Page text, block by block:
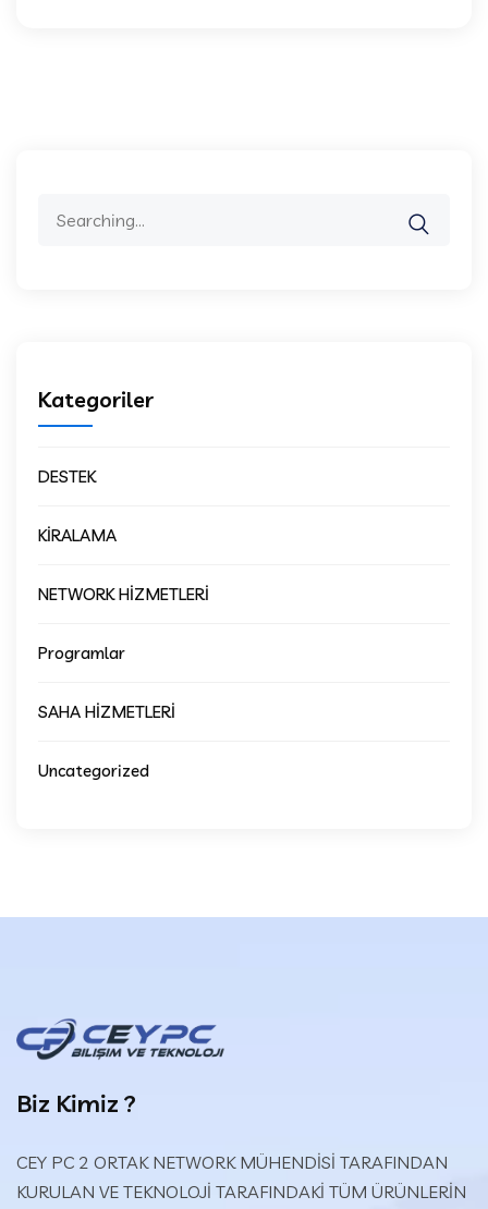
Kategoriler
DESTEK
KİRALAMA
NETWORK HİZMETLERİ
Programlar
SAHA HİZMETLERİ
Uncategorized
Biz Kimiz ?
CEY PC 2 ORTAK NETWORK MÜHENDİSİ TARAFINDAN
KURULAN VE TEKNOLOJİ TARAFINDAKİ TÜM ÜRÜNLERİN